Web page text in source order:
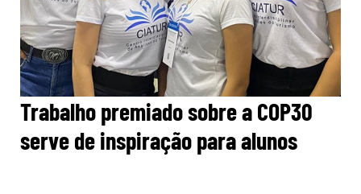
Trabalho premiado sobre a COP30
serve de inspiração para alunos